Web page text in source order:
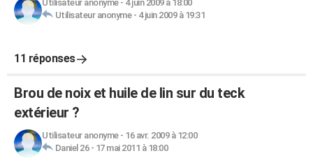
Utilisateur anonyme- 4 juin 2009 à 18:00
Utilisateur anonyme- 4 juin 2009 à 19:31
11 réponses
Brou de noix et huile de lin sur du teck
extérieur ?
Utilisateur anonyme- 16 avr. 2009 à 12:00
Daniel 26- 17 mai 2011 à 18:00